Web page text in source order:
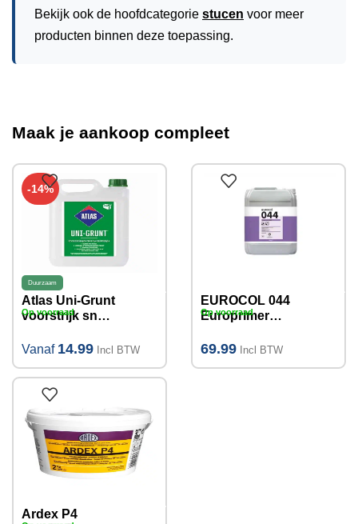
Bekijk ook de hoofdcategorie stucen voor meer
producten binnen deze toepassing.
Maak je aankoop compleet
-14%
Duurzaam
Atlas Uni-Grunt
voorstrijk snel
Vanaf14.99 Incl BTW
Op voorraad
EUROCOL 044
Europrimer
69.99 Incl BTW
Op voorraad
Ardex P4